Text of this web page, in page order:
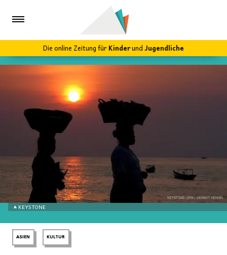
Die online Zeitung fürKinderundJugendliche
KEYSTONE
ASIEN KULTUR